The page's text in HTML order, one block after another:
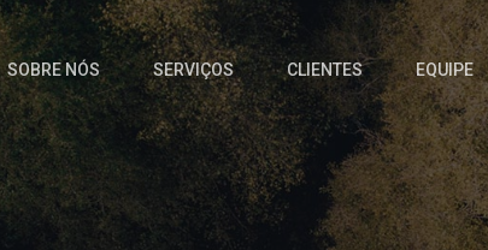
SOBRE NÓS SERVIÇOS CLIENTES EQUIPE